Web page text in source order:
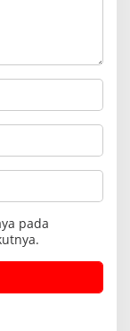
pada